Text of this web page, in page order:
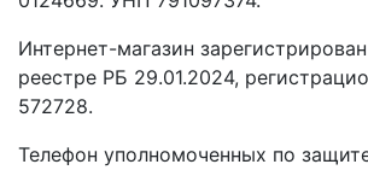
Интернет-магазин
реестре РБ 29.01.2024,
572728.
Телефон уполномоченных по